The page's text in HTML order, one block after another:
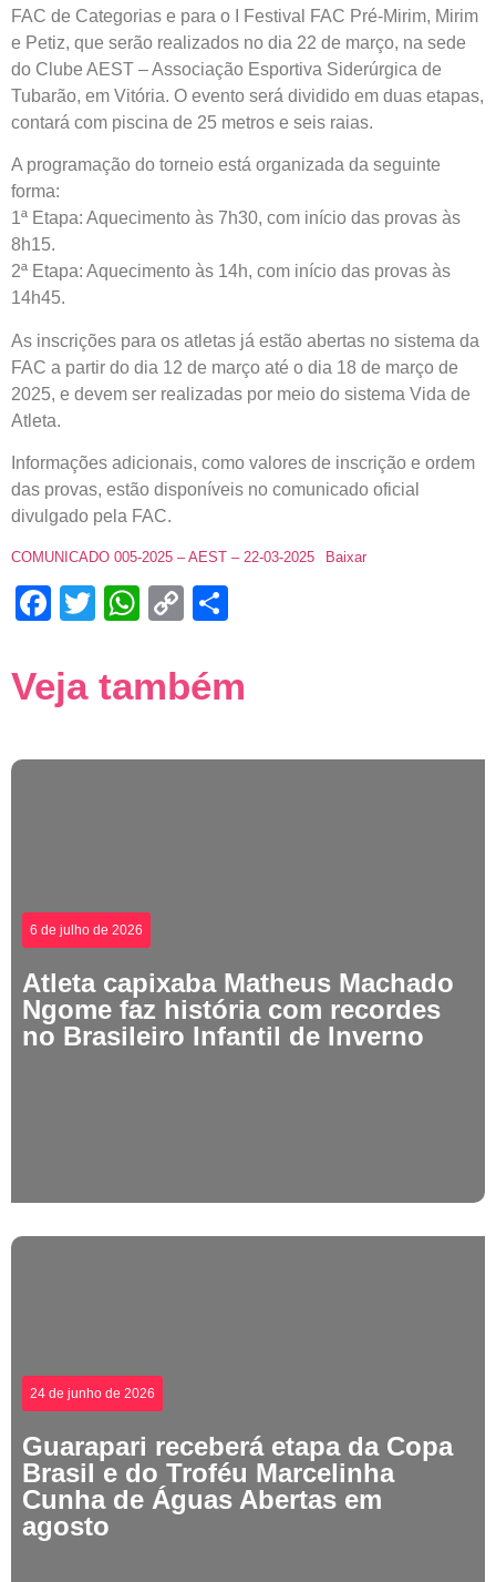
FAC de Categorias e para o I Festival FAC Pré-Mirim, Mirim
e Petiz, que serão realizados no dia 22 de março, na sede
do Clube AEST – Associação Esportiva Siderúrgica de
Tubarão, em Vitória. O evento será dividido em duas etapas,
contará com piscina de 25 metros e seis raias.
A programação do torneio está organizada da seguinte
forma:
1ª Etapa: Aquecimento às 7h30, com início das provas às
8h15.
2ª Etapa: Aquecimento às 14h, com início das provas às
14h45.
As inscrições para os atletas já estão abertas no sistema da
FAC a partir do dia 12 de março até o dia 18 de março de
2025, e devem ser realizadas por meio do sistema Vida de
Atleta.
Informações adicionais, como valores de inscrição e ordem
das provas, estão disponíveis no comunicado oficial
divulgado pela FAC.
COMUNICADO 005-2025 – AEST – 22-03-2025 Baixar
Facebook
Twitter
WhatsApp
Copy
Veja também
6 de julho de 2026
Atleta capixaba Matheus Machado
Ngome faz história com recordes
no Brasileiro Infantil de Inverno
24 de junho de 2026
Guarapari receberá etapa da Copa
Brasil e do Troféu Marcelinha
Cunha de Águas Abertas em
agosto